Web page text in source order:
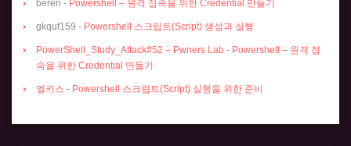
beren - Powershell – 원격 접속을 위한 Credential 만들기
gkquf159 - Powershell 스크립트(Script) 생성과 실행
PowerShell_Study_Attack#52 – Pwners Lab - Powershell – 원격 접
속을 위한 Credential 만들기
엘키스 - Powershell 스크립트(Script) 실행을 위한 준비